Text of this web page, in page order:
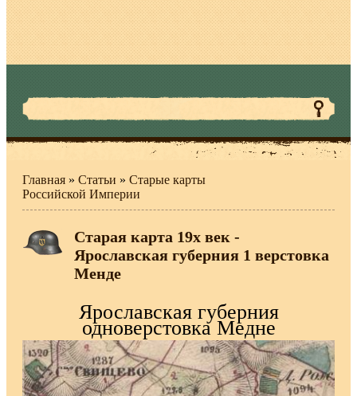
Главная » Статьи » Старые карты
Российской Империи
Старая карта 19х век -
Ярославская губерния 1 верстовка
Менде
Ярославская губерния
одноверстовка Медне